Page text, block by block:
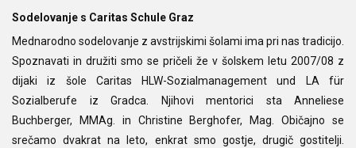
Sodelovanje s Caritas Schule Graz
Mednarodno sodelovanje z avstrijskimi šolami ima pri nas tradicijo.
Spoznavati in družiti smo se pričeli že v šolskem letu 2007/08 z
dijaki iz šole Caritas HLW-Sozialmanagement und LA für
Sozialberufe iz Gradca. Njihovi mentorici sta Anneliese
Buchberger, MMAg. in Christine Berghofer, Mag. Običajno se
srečamo dvakrat na leto, enkrat smo gostje, drugič gostitelji.